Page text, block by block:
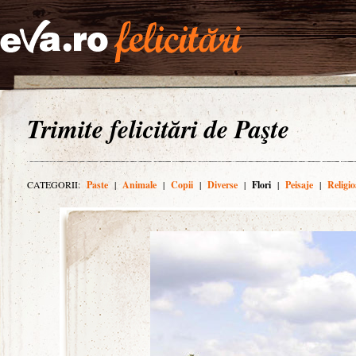
Trimite felicitări de Paşte
CATEGORII: Paste | Animale | Copii | Diverse | Flori | Peisaje |